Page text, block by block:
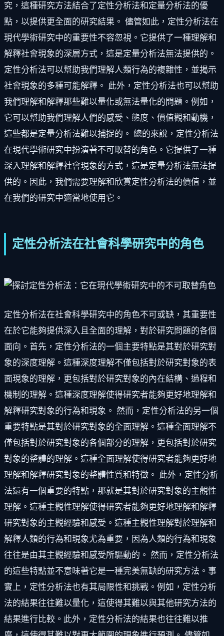
究，這種研究方法結合了定性分析法和定量分析法的優
點，以提供更全面的研究結果。 儘管如此，定性分析法在
現代學術研究中的重要性不容忽視。它提供了一種理解和
解釋社會現象的深層方式，這是定量分析法無法提供的。
定性分析法可以幫助我們理解人類行為的複雜性，並揭示
社會現象的多種可能解釋。 此外，定性分析法也可以幫助
我們理解和解釋那些難以量化或無法量化的問題。例如，
它可以幫助我們理解人們的感受、態度、價值觀和動機，
這些都是定量分析法難以捕捉的。 總的來說，定性分析法
在現代學術研究中扮演著不可取替的角色。它提供了一種
深入理解和解釋社會現象的方式，這是定量分析法無法提
供的。因此，我們需要理解和欣賞定性分析法的價值，並
在我們的研究中適當地使用它。
定性分析法在社會科學研究中的角色
定性分析法在社會科學研究中的角色不可或缺，其重要性
在於它能夠提供深入且全面的理解，對於研究問題的各個
面向。首先，定性分析法的一個主要特點是其對於研究對
象的深度理解。這種深度理解不僅包括對於研究對象的表
面現象的理解，更包括對於研究對象的內在結構、過程和
機制的理解。這種深度理解使得研究者能夠更好地理解和
解釋研究對象的行為和現象。 然而，定性分析法的另一個
重要特點是其對於研究對象的全面理解。這種全面理解不
僅包括對於研究對象的各個部分的理解，更包括對於研究
對象的整體的理解。這種全面理解使得研究者能夠更好地
理解和解釋研究對象的整體性質和特徵。 此外，定性分析
法還有一個重要的特點，那就是其對於研究對象的主觀性
理解。這種主觀性理解使得研究者能夠更好地理解和解釋
研究對象的主觀經驗和感受。這種主觀性理解對於理解和
解釋人類的行為和現象尤為重要，因為人類的行為和現象
往往是由其主觀經驗和感受所驅動的。 然而，定性分析法
的這些特點並不意味著它是一種完美無缺的研究方法。事
實上，定性分析法也有其局限性和挑戰。例如，定性分析
法的結果往往難以量化，這使得其難以與其他研究方法的
結果進行比較。此外，定性分析法的結果也往往難以推